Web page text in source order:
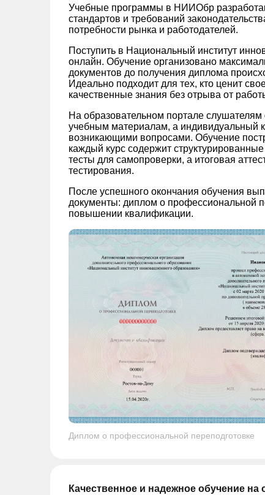
Учебные программы в НИИОбр
стандартов и требований
потребности рынка и работодателей.
Поступить в Национальный институт
онлайн. Обучение организовано
документов до получения диплома
Идеально подходит для тех, кто ценит
качественные знания без отрыва от
На образовательном портале слушателям
учебным материалам, а индивидуальный
возникающими вопросами. Обучение
каждый курс содержит
тесты для самопроверки, а итоговая
тестирования.
После успешного окончания обучения
документы: диплом о профессиональной
повышении квалификации.
Диплом о профессиональной переподготовке
Качественное и надежное обучение на